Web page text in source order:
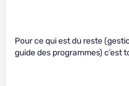
Pour ce qui est du reste
guide des programmes) c’est